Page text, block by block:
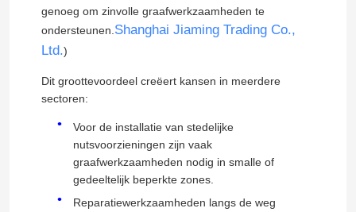
genoeg om zinvolle graafwerkzaamheden te
ondersteunen. Shanghai Jiaming Trading Co.,
Ltd.)
Dit groottevoordeel creëert kansen in meerdere
sectoren:
Voor de installatie van stedelijke
nutsvoorzieningen zijn vaak
graafwerkzaamheden nodig in smalle of
gedeeltelijk beperkte zones.
Reparatiewerkzaamheden langs de weg